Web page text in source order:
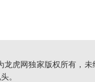
龙虎网独家版权所有，
。